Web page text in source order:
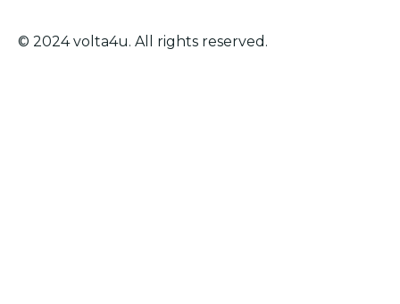
© 2024 volta4u. All rights reserved.